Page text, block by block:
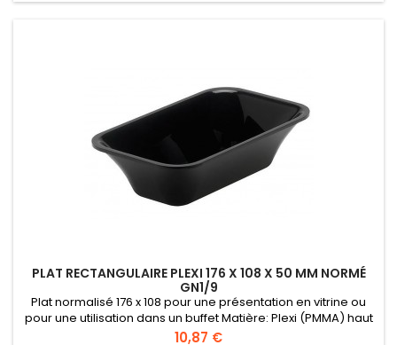
PLAT RECTANGULAIRE PLEXI 176 X 108 X 50 MM NORMÉ
GN1/9
Plat normalisé 176 x 108 pour une présentation en vitrine ou
pour une utilisation dans un buffet Matière: Plexi (PMMA) haut
de gamme certifié alimentaire Normé GN 1/9 Hauteur 50 mm
Prix
10,87 €